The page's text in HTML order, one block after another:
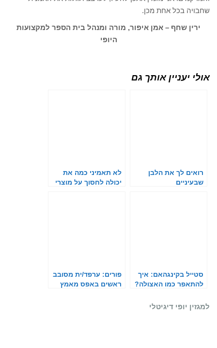
שחבויה בכל אחת מכן.
ירין שחף – אמן איפור, מורה ומנהל בית הספר למקצועות
היופי
אולי יעניין אותך גם
רואים לך את הלבן
שבעיניים
לא תאמיני כמה את
יכולה לחסוך על מוצרי
סטייל בקינגהאם: איך
להתאפר כמו האצולה?
פורים: ערפד/ית מסובב
ראשים באפס מאמץ
למגזין יופי דיגיטלי